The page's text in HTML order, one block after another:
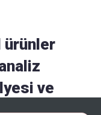
ürünler
ve
×